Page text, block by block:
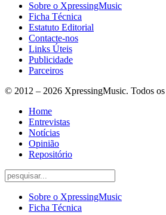
Sobre o XpressingMusic
Ficha Técnica
Estatuto Editorial
Contacte-nos
Links Úteis
Publicidade
Parceiros
© 2012 – 2026 XpressingMusic. Todos os
Home
Entrevistas
Notícias
Opinião
Repositório
Sobre o XpressingMusic
Ficha Técnica